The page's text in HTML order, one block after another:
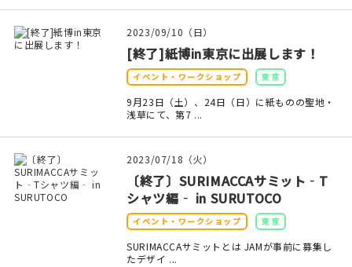
台湾グッズ
おすすめ特集
イベント・ワークショップ
2023/09/10（日）
[終了]紙博in東京に出展します！
イベント・ワークショップ 東京
9月23日（土）、24日（日）に紙ものの聖地・
浅草にて、第7 ...
2023/07/18（火）
〔終了〕SURIMACCAサミット‐T
シャツ編‐ in SURUTOCO
イベント・ワークショップ 東京
SURIMACCAサミットとは JAMが事前に募集し
たデザイ ...